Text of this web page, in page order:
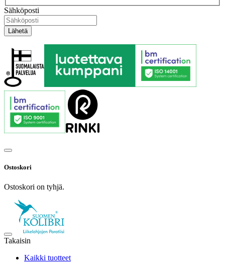
Sähköposti
Ostoskori
Ostoskori on tyhjä.
Takaisin
Kaikki tuotteet